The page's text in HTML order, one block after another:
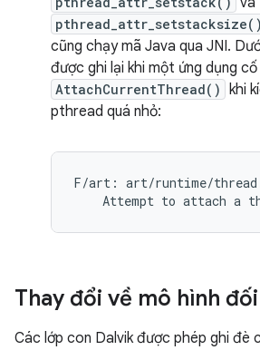
pthread_attr_setstacksize()
cũng chạy mã Java qua JNI.
được ghi lại khi một ứng dụng cố
AttachCurrentThread() khi
pthread quá nhỏ:
F/art: art/runtime/
Attempt to attach a
Thay đổi về mô hình
Các lớp con Dalvik được phép ghi đè